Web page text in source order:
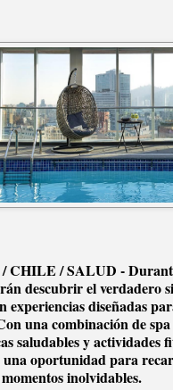
CHILE / SALUD -
descubrir el verdadero
experiencias diseñadas
una combinación de
saludables y actividades
una oportunidad para
inolvidables.